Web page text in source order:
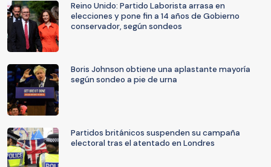
Reino Unido: Partido Laborista arrasa en
elecciones y pone fin a 14 años de Gobierno
conservador, según sondeos
Boris Johnson obtiene una aplastante mayoría
según sondeo a pie de urna
Partidos británicos suspenden su campaña
electoral tras el atentado en Londres